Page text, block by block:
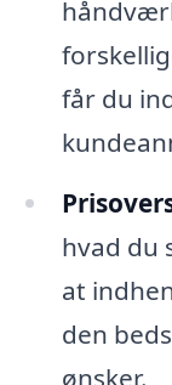
får du
hvad du
at
den
ønsker.